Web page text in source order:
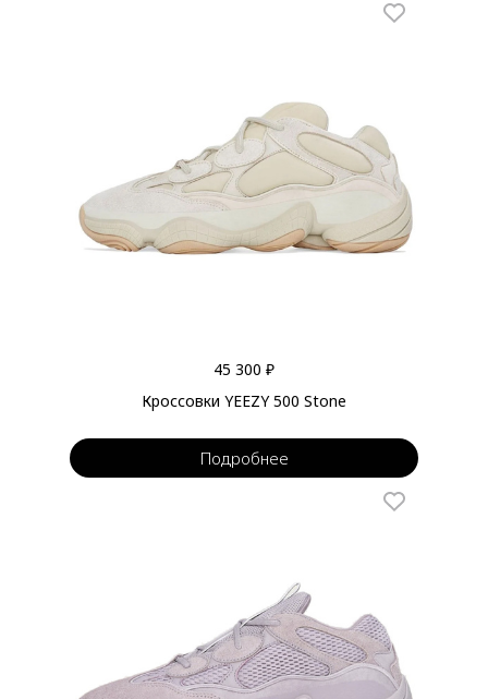
45 300 ₽
Кроссовки YEEZY 500 Stone
Подробнее